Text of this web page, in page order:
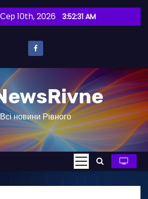
10th, 2026 3:52:32 AM
Всі новини Рівного